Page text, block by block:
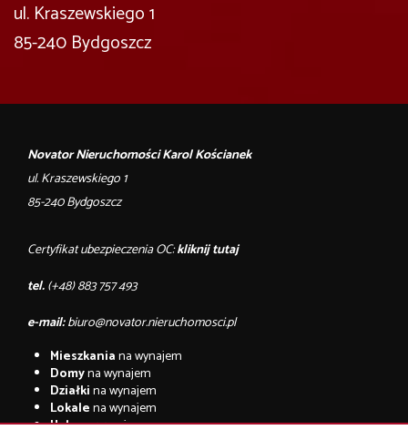
ul. Kraszewskiego 1
85-240 Bydgoszcz
Novator Nieruchomości Karol Kościanek
ul. Kraszewskiego 1
85-240 Bydgoszcz
Certyfikat ubezpieczenia OC:kliknij tutaj
tel.(+48) 883 757 493
e-mail:biuro@novator.nieruchomosci.pl
Mieszkaniana wynajem
Domyna wynajem
Działkina wynajem
Lokalena wynajem
Halena wynajem